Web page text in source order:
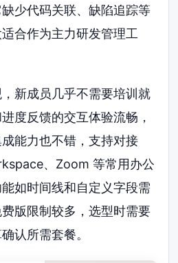
少代码关联、缺陷追踪等
合作为主力研发管理工
，新成员几乎不需要培训就
度反馈的交互体验流畅，
能力也不错，支持对接
、Zoom 等常用办公
如时间线和自定义字段需
版限制较多，选型时需要
认所需套餐。